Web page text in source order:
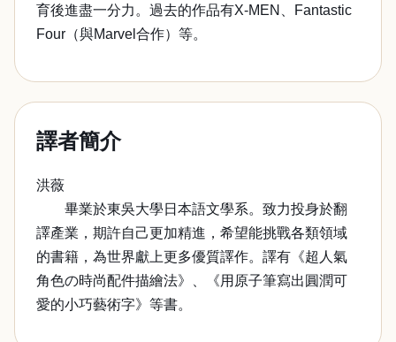
育後進盡一分力。過去的作品有X-MEN、Fantastic
Four（與Marvel合作）等。
譯者簡介
洪薇
畢業於東吳大學日本語文學系。致力投身於翻
譯產業，期許自己更加精進，希望能挑戰各類領域
的書籍，為世界獻上更多優質譯作。譯有《超人氣
角色の時尚配件描繪法》、《用原子筆寫出圓潤可
愛的小巧藝術字》等書。